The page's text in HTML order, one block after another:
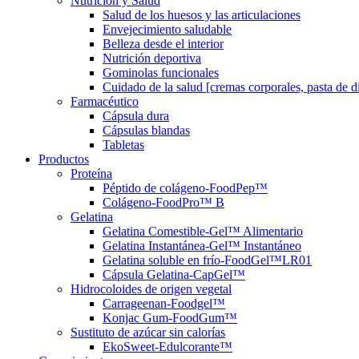
Salud de los huesos y las articulaciones
Envejecimiento saludable
Belleza desde el interior
Nutrición deportiva
Gominolas funcionales
Cuidado de la salud [cremas corporales, pasta de
Farmacéutico
Cápsula dura
Cápsulas blandas
Tabletas
Productos
Proteína
Péptido de colágeno-FoodPep™
Colágeno-FoodPro™ B
Gelatina
Gelatina Comestible-Gel™ Alimentario
Gelatina Instantánea-Gel™ Instantáneo
Gelatina soluble en frío-FoodGel™LR01
Cápsula Gelatina-CapGel™
Hidrocoloides de origen vegetal
Carrageenan-Foodgel™
Konjac Gum-FoodGum™
Sustituto de azúcar sin calorías
EkoSweet-Edulcorante™